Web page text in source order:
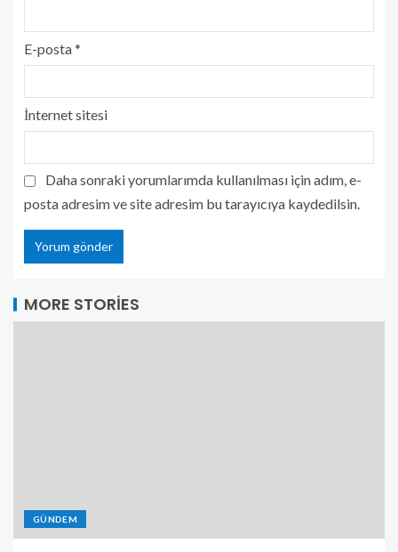
E-posta*
İnternet sitesi
Daha sonraki yorumlarımda kullanılması için adım, e-
posta adresim ve site adresim bu tarayıcıya kaydedilsin.
MORE STORIES
GÜNDEM